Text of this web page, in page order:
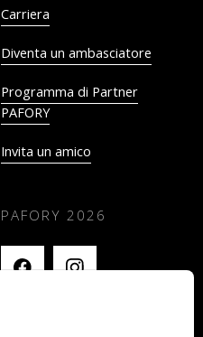
Carriera
Diventa un ambasciatore
Programma di Partner
PAFORY
Invita un amico
PAFORY 2026